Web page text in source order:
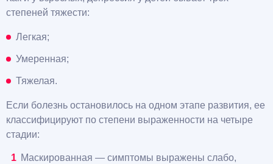
степеней тяжести:
Легкая;
Умеренная;
Тяжелая.
Если болезнь остановилось на одном этапе развития, ее
классифицируют по степени выраженности на четыре
стадии:
Маскированная — симптомы выражены слабо,